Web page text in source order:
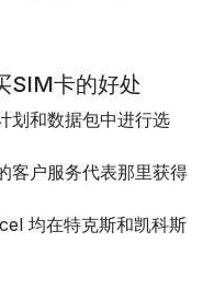
SIM卡的好处
划和数据包中进行选
客户服务代表那里获得
均在特克斯和凯科斯